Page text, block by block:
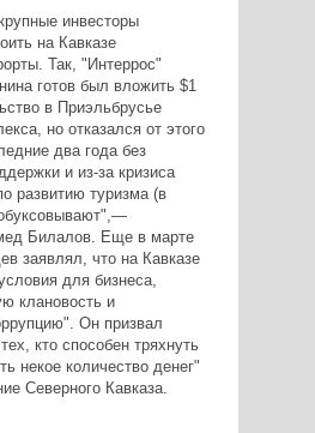
инвесторы
на Кавказе
Так, "Интеррос"
готов был вложить $1
в Приэльбрусье
но отказался от этого
два года без
и из-за кризиса
развитию туризма (в
Билалов. Еще в марте
заявлял, что на Кавказе
для бизнеса,
клановость и
Он призвал
кто способен тряхнуть
некое количество денег"
Северного Кавказа.